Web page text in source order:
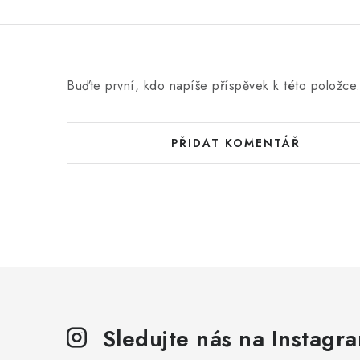
Buďte první, kdo napíše příspěvek k této položce.
PŘIDAT KOMENTÁŘ
Sledujte nás na